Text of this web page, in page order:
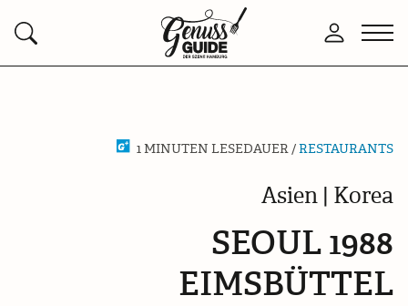
Suchen
Zurück
zur
Anmelden
1 MINUTEN LESEDAUER /RESTAURANTS
Asien | Korea
SEOUL 1988
EIMSBÜTTEL